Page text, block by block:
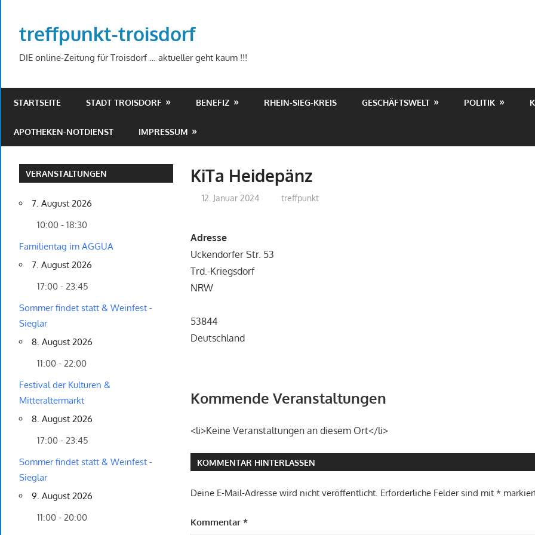
springen
treffpunkt-troisdorf
DIE online-Zeitung für Troisdorf … aktueller geht kaum !!!
STARTSEITE STADT TROISDORF BENEFIZ RHEIN-SIEG-KREIS GESCHÄFTSWELT POLITIK
APOTHEKEN-NOTDIENST IMPRESSUM
KiTa Heidepänz
12. Januar 2024 treffpunkt
Adresse
Uckendorfer Str. 53
Trd.-Kriegsdorf
NRW
53844
Deutschland
Kommende Veranstaltungen
<li>Keine Veranstaltungen an diesem Ort</li>
KOMMENTAR HINTERLASSEN
Deine E-Mail-Adresse wird nicht veröffentlicht. Erforderliche Felder sind mit*
Kommentar*
VERANSTALTUNGEN
7. August 2026
10:00 - 18:30
Familientag im AGGUA
7. August 2026
17:00 - 23:45
Sommer findet statt & Weinfest -
Sieglar
8. August 2026
11:00 - 22:00
Festival der Kulturen &
Mitteraltermarkt
8. August 2026
17:00 - 23:45
Sommer findet statt & Weinfest -
Sieglar
9. August 2026
11:00 - 20:00